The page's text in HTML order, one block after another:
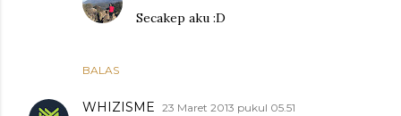
BALAS
Secakep aku :D
WHIZISME 23 Maret 2013 pukul 05.51